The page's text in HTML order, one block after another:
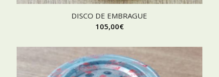
DISCO DE EMBRAGUE
105,00€